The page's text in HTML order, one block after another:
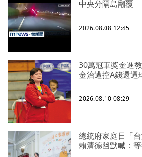
中央分隔島翻覆
2026.08.08 12:45
30萬冠軍獎金進
金治遭控A錢還逼
2026.08.10 08:29
總統府家庭日「
賴清德幽默喊：